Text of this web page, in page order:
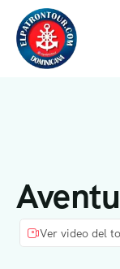
Ver video del